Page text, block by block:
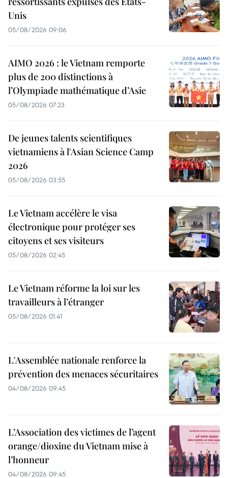
Unis
05/08/2026 09:06
AIMO 2026 : le Vietnam remporte
plus de 200 distinctions à
l’Olympiade mathématique d’Asie
05/08/2026 07:23
De jeunes talents scientifiques
vietnamiens à l'Asian Science Camp
2026
05/08/2026 03:55
Le Vietnam accélère le visa
électronique pour protéger ses
citoyens et ses visiteurs
05/08/2026 02:45
Le Vietnam réforme la loi sur les
travailleurs à l’étranger
05/08/2026 01:41
L'Assemblée nationale renforce la
prévention des menaces sécuritaires
04/08/2026 09:45
L’Association des victimes de l’agent
orange/dioxine du Vietnam mise à
l’honneur
04/08/2026 09:45